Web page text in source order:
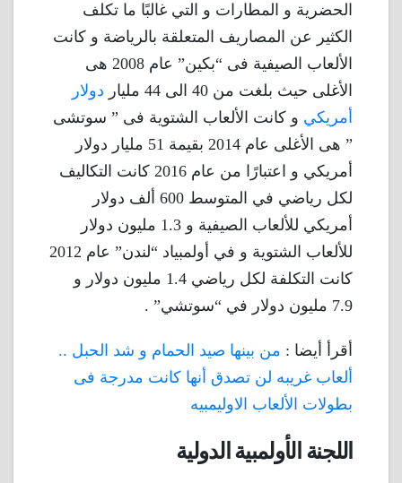
الحضرية و المطارات و التي غالبًا ما تكلف
الكثير عن المصاريف المتعلقة بالرياضة و كانت
الألعاب الصيفية فى “بكين” عام 2008 هى
الأغلى حيث بلغت من 40 الى 44 مليار
دولار
أمريكي و كانت الألعاب الشتوية فى ” سوتشى
” هى الأغلى عام 2014 بقيمة 51 مليار دولار
أمريكي و اعتبارًا من عام 2016 كانت التكاليف
لكل رياضي في المتوسط 600 ألف دولار
أمريكي للألعاب الصيفية و 1.3 مليون دولار
للألعاب الشتوية و في أولمبياد “لندن” عام 2012
كانت التكلفة لكل رياضي 1.4 مليون دولار و
7.9 مليون دولار في “سوتشي” .
أقرأ أيضا : من بينها صيد الحمام و شد الحبل ..
ألعاب غريبه لن تصدق أنها كانت مدرجة فى
بطولات الألعاب الاوليمبيه
اللجنة الأولمبية الدولية